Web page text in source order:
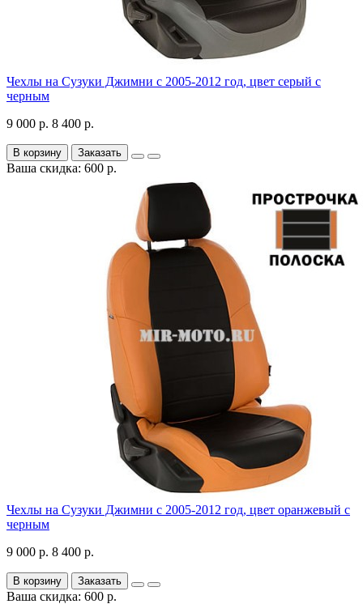
Чехлы на Сузуки Джимни с 2005-2012 год, цвет серый с
черным
9 000 р. 8 400 р.
В корзину Заказать
Ваша скидка: 600 р.
Чехлы на Сузуки Джимни с 2005-2012 год, цвет оранжевый с
черным
9 000 р. 8 400 р.
В корзину Заказать
Ваша скидка: 600 р.